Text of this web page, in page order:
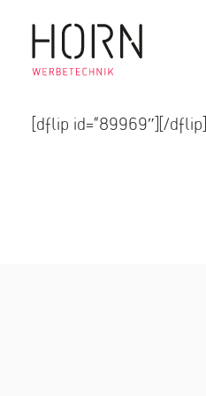
[dflip id=“89969″][/dflip]